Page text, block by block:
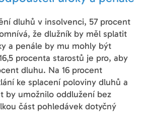
dluhů v insolvenci, 57 procent
že dlužník by měl splatit
a penále by mu mohly být
procenta starostů je pro, aby
dluhu. Na 16 procent
ke splacení poloviny dluhů a
by umožnilo oddlužení bez
část pohledávek dotyčný